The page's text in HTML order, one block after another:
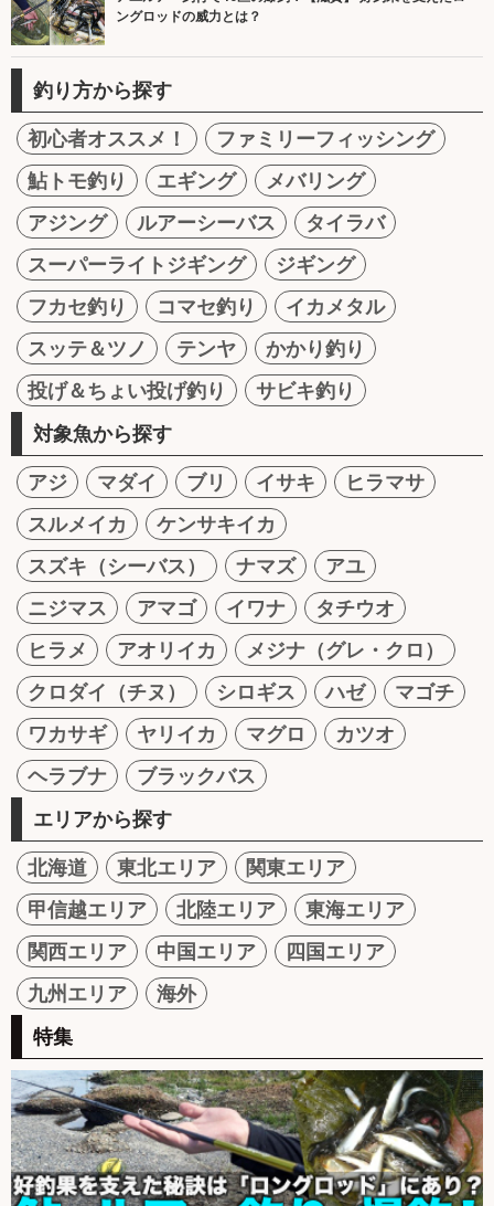
ングロッドの威力とは？
釣り方から探す
初心者オススメ！
ファミリーフィッシング
鮎トモ釣り
エギング
メバリング
アジング
ルアーシーバス
タイラバ
スーパーライトジギング
ジギング
フカセ釣り
コマセ釣り
イカメタル
スッテ＆ツノ
テンヤ
かかり釣り
投げ＆ちょい投げ釣り
サビキ釣り
対象魚から探す
アジ マダイ ブリ イサキ
ヒラマサ
スルメイカ
ケンサキイカ
スズキ（シーバス）
ナマズ
アユ
ニジマス
アマゴ イワナ
タチウオ
ヒラメ
アオリイカ
メジナ（グレ・クロ）
クロダイ（チヌ）
シロギス ハゼ
マゴチ
ワカサギ
ヤリイカ マグロ
カツオ
ヘラブナ
ブラックバス
エリアから探す
北海道 東北エリア
関東エリア
甲信越エリア
北陸エリア
東海エリア
関西エリア
中国エリア
四国エリア
九州エリア
海外
特集